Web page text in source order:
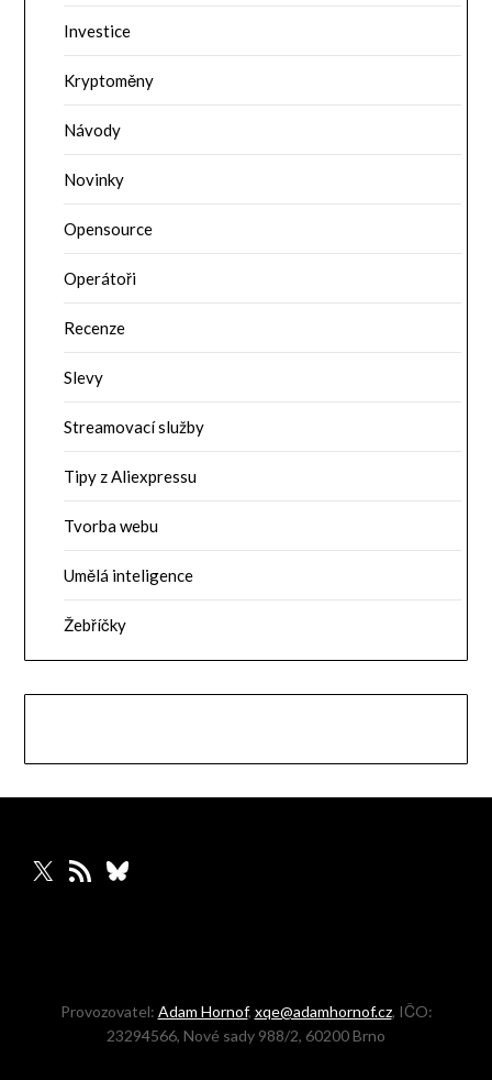
Investice
Kryptoměny
Návody
Novinky
Opensource
Operátoři
Recenze
Slevy
Streamovací služby
Tipy z Aliexpressu
Tvorba webu
Umělá inteligence
Žebříčky
X RSS zdrojBluesky
Provozovatel: Adam Hornof, xqe@adamhornof.cz, IČO:
23294566, Nové sady 988/2, 60200 Brno